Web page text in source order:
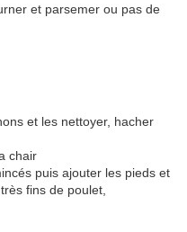
et parsemer ou pas de
et les nettoyer, hacher
chair
puis ajouter les pieds et
fins de poulet,